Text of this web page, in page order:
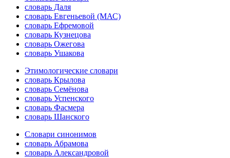
словарь Даля
словарь Евгеньевой (МАС)
словарь Ефремовой
словарь Кузнецова
словарь Ожегова
словарь Ушакова
Этимологические словари
словарь Крылова
словарь Семёнова
словарь Успенского
словарь Фасмера
словарь Шанского
Словари синонимов
словарь Абрамова
словарь Александровой